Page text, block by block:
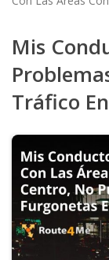
Mis
Tráfico